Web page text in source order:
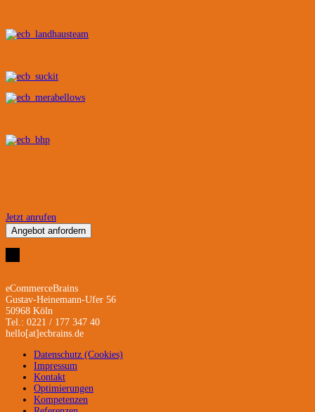
Jetzt anrufen
Angebot anfordern
eCommerceBrains
Gustav-Heinemann-Ufer 56
50968 Köln
Tel.: 0221 / 177 347 40
hello[at]ecbrains.de
Datenschutz (Cookies)
Impressum
Kontakt
Optimierungen
Kompetenzen